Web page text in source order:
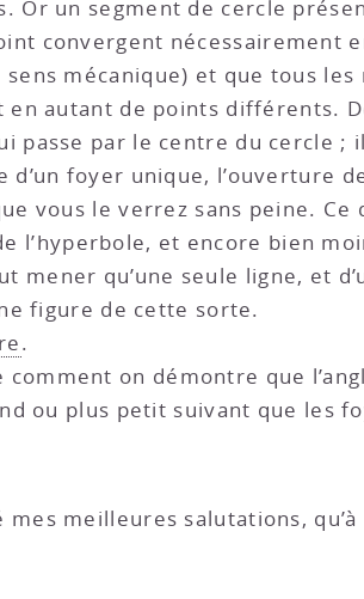
un segment de cercle
convergent nécessairement
mécanique) et que tous les
en autant de points différents.
passe par le centre du cercle ;
d’un foyer unique, l’ouverture
vous le verrez sans peine. Ce
l’hyperbole, et encore bien
mener qu’une seule ligne, et
figure de cette sorte.
.
on démontre que
ou plus petit suivant que les
meilleures salutations,